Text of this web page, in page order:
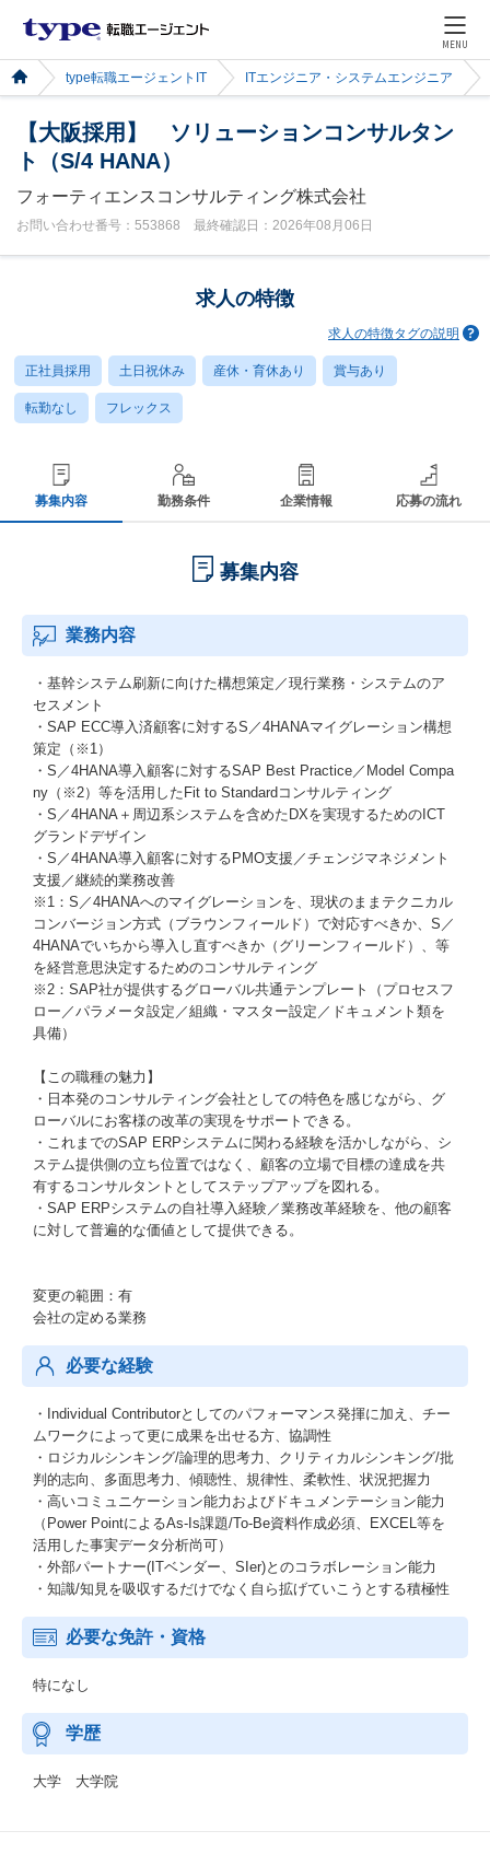
MENU
type転職エージェントIT ITエンジニア・システムエンジニア
【大阪採用】 ソリューションコンサルタン
ト（S/4 HANA）
フォーティエンスコンサルティング株式会社
お問い合わせ番号：553868 最終確認日：2026年08月06日
求人の特徴
求人の特徴タグの説明
正社員採用 土日祝休み 産休・育休あり 賞与あり
転勤なし フレックス
募集内容 勤務条件 企業情報 応募の流れ
募集内容
業務内容
・基幹システム刷新に向けた構想策定／現行業務・システムのア
セスメント
・SAP ECC導入済顧客に対するS／4HANAマイグレーション構想
策定（※1）
・S／4HANA導入顧客に対するSAP Best Practice／Model Compa
ny（※2）等を活用したFit to Standardコンサルティング
・S／4HANA＋周辺系システムを含めたDXを実現するためのICT
グランドデザイン
・S／4HANA導入顧客に対するPMO支援／チェンジマネジメント
支援／継続的業務改善
※1：S／4HANAへのマイグレーションを、現状のままテクニカル
コンバージョン方式（ブラウンフィールド）で対応すべきか、S／
4HANAでいちから導入し直すべきか（グリーンフィールド）、等
を経営意思決定するためのコンサルティング
※2：SAP社が提供するグローバル共通テンプレート（プロセスフ
ロー／パラメータ設定／組織・マスター設定／ドキュメント類を
具備）
【この職種の魅力】
・日本発のコンサルティング会社としての特色を感じながら、グ
ローバルにお客様の改革の実現をサポートできる。
・これまでのSAP ERPシステムに関わる経験を活かしながら、シ
ステム提供側の立ち位置ではなく、顧客の立場で目標の達成を共
有するコンサルタントとしてステップアップを図れる。
・SAP ERPシステムの自社導入経験／業務改革経験を、他の顧客
に対して普遍的な価値として提供できる。
変更の範囲：有
会社の定める業務
必要な経験
・Individual Contributorとしてのパフォーマンス発揮に加え、チー
ムワークによって更に成果を出せる方、協調性
・ロジカルシンキング/論理的思考力、クリティカルシンキング/批
判的志向、多面思考力、傾聴性、規律性、柔軟性、状況把握力
・高いコミュニケーション能力およびドキュメンテーション能力
（Power PointによるAs-Is課題/To-Be資料作成必須、EXCEL等を
活用した事実データ分析尚可）
・外部パートナー(ITベンダー、SIer)とのコラボレーション能力
・知識/知見を吸収するだけでなく自ら拡げていこうとする積極性
必要な免許・資格
特になし
学歴
大学 大学院